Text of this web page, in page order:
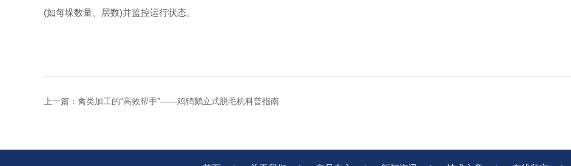
(如每垛数量、层数)并监控运行状态。
上一篇： 禽类加工的“高效帮手”——鸡鸭鹅立式脱毛机科普指南